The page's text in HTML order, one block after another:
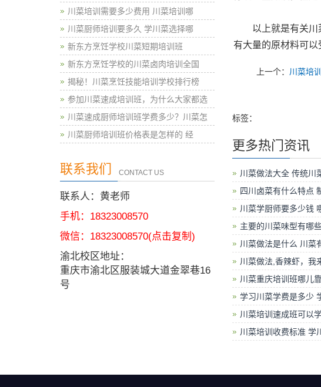
以上就是有关川菜
有大量的原材料可以
上一个： 川菜培
标签：
更多热门资讯
川菜做法大全 传统川
四川卤菜有什么特点
川菜学厨师要多少钱
主要的川菜味型有哪
川菜做法是什么 川菜
川菜做法,香辣虾，我
川菜重庆培训班哪儿
学习川菜学费是多少
川菜培训速成班可以
川菜培训收费标准 学
川菜培训需要多少费用 川菜培训哪
川菜厨师培训要多久 学川菜选择哪
新东方烹饪学校川菜短期培训班
新东方烹饪学校的川菜卤肉培训全国
揭秘！川菜烹饪技能培训学校排行榜
参加川菜速成培训班，为什么大家都选
川菜速成厨师培训班学费多少？川菜怎
川菜厨师培训班价格表是怎样的 经
联系我们 CONTACT US
联系人：黄老师
手机：18323008570
微信： 18323008570(点击复制)
渝北校区地址：
重庆市渝北区服装城大道金翠巷16
号